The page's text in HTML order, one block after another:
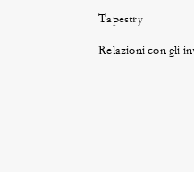
Tapestry
Relazioni con gli